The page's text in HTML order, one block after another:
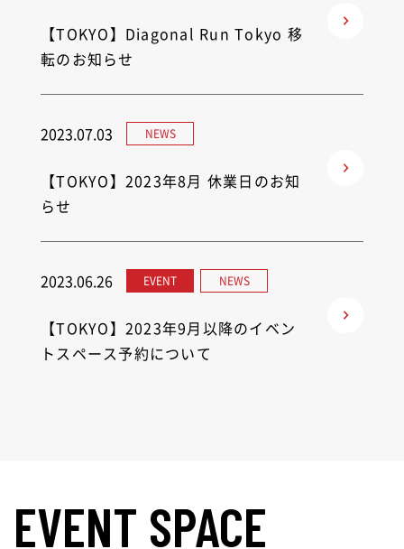
【TOKYO】Diagonal Run Tokyo 移
転のお知らせ
2023.07.03 NEWS
【TOKYO】2023年8月 休業日のお知
らせ
2023.06.26 EVENT NEWS
【TOKYO】2023年9月以降のイベン
トスペース予約について
EVENT SPACE